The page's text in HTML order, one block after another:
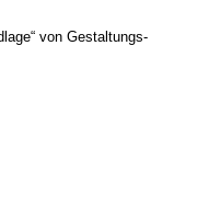
von Gestaltungs-